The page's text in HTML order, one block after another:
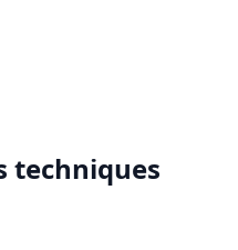
techniques